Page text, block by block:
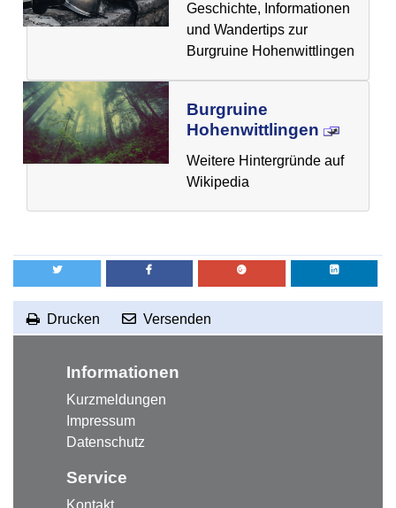
Geschichte, Informationen
und Wandertips zur
Burgruine Hohenwittlingen
Burgruine
Hohenwittlingen
Weitere Hintergründe auf
Wikipedia
Drucken Versenden
Informationen
Kurzmeldungen
Impressum
Datenschutz
Service